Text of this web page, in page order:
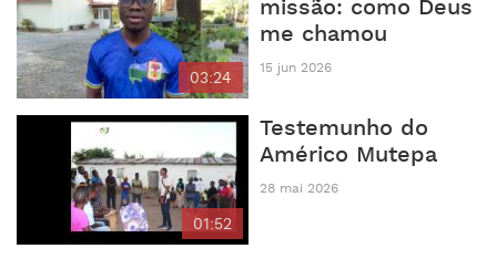
03:24
missão: como Deus
me chamou
15 jun 2026
01:52
Testemunho do
Américo Mutepa
28 mai 2026